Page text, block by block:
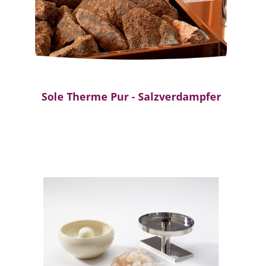
Sole Therme Pur - Salzverdampfer